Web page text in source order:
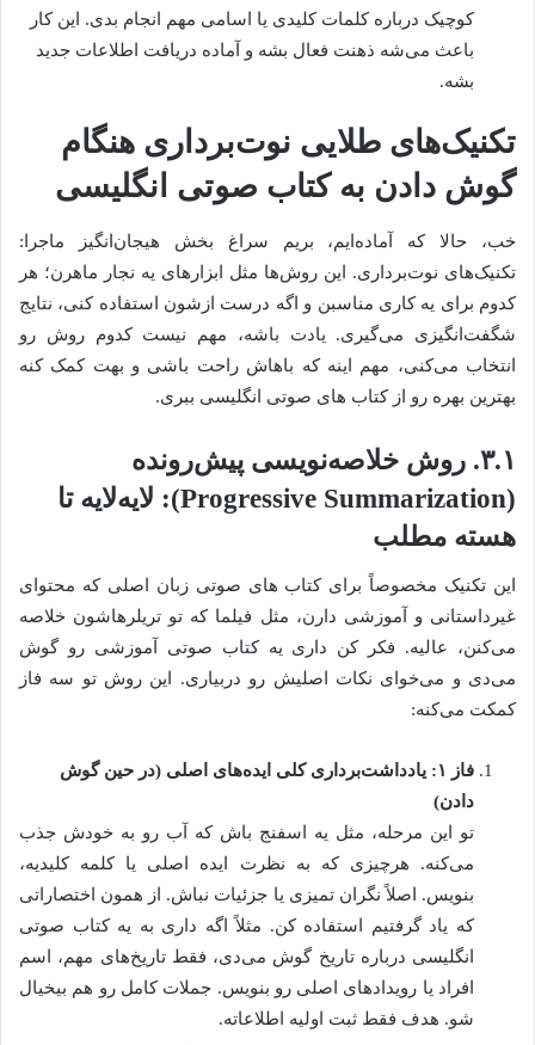
کوچیک درباره کلمات کلیدی یا اسامی مهم انجام بدی. این کار
باعث می‌شه ذهنت فعال بشه و آماده دریافت اطلاعات جدید
بشه.
تکنیک‌های طلایی نوت‌برداری هنگام
گوش دادن به کتاب صوتی انگلیسی
خب، حالا که آماده‌ایم، بریم سراغ بخش هیجان‌انگیز ماجرا:
تکنیک‌های نوت‌برداری. این روش‌ها مثل ابزارهای یه نجار ماهرن؛ هر
کدوم برای یه کاری مناسبن و اگه درست ازشون استفاده کنی، نتایج
شگفت‌انگیزی می‌گیری. یادت باشه، مهم نیست کدوم روش رو
انتخاب می‌کنی، مهم اینه که باهاش راحت باشی و بهت کمک کنه
بهترین بهره رو از کتاب های صوتی انگلیسی ببری.
۳.۱. روش خلاصه‌نویسی پیش‌رونده
(Progressive Summarization): لایه‌لایه تا
هسته مطلب
این تکنیک مخصوصاً برای کتاب های صوتی زبان اصلی که محتوای
غیرداستانی و آموزشی دارن، مثل فیلما که تو تریلرهاشون خلاصه
می‌کنن، عالیه. فکر کن داری یه کتاب صوتی آموزشی رو گوش
می‌دی و می‌خوای نکات اصلیش رو دربیاری. این روش تو سه فاز
کمکت می‌کنه:
فاز ۱: یادداشت‌برداری کلی ایده‌های اصلی (در حین گوش
دادن)
تو این مرحله، مثل یه اسفنج باش که آب رو به خودش جذب
می‌کنه. هرچیزی که به نظرت ایده اصلی یا کلمه کلیدیه،
بنویس. اصلاً نگران تمیزی یا جزئیات نباش. از همون اختصاراتی
که یاد گرفتیم استفاده کن. مثلاً اگه داری به یه کتاب صوتی
انگلیسی درباره تاریخ گوش می‌دی، فقط تاریخ‌های مهم، اسم
افراد یا رویدادهای اصلی رو بنویس. جملات کامل رو هم بیخیال
شو. هدف فقط ثبت اولیه اطلاعاته.